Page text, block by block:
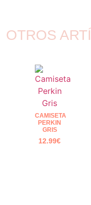
OTROS
CAMISETA
PERKIN
GRIS
12.99€